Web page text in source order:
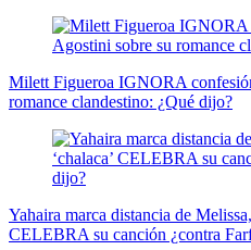
Milett Figueroa IGNORA
romance clandestino: ¿Qué dijo?
Yahaira marca distancia de
CELEBRA su canción ¿contra